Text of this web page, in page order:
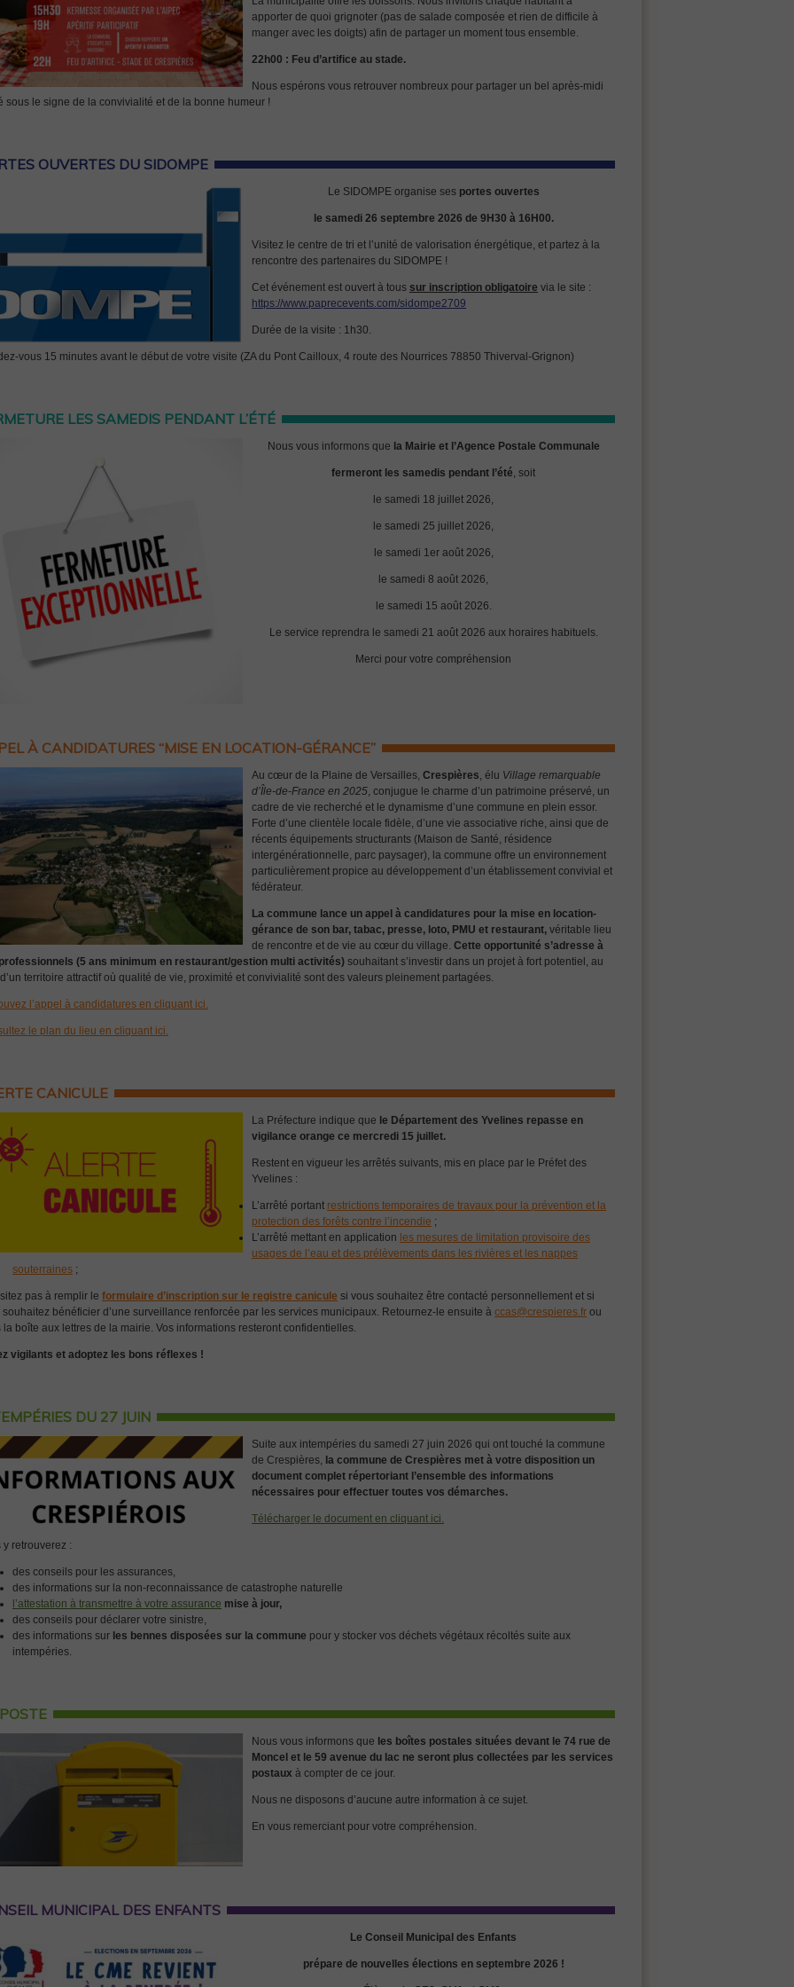
apporter de quoi grignoter (pas de salade composée et rien de difficile à
manger avec les doigts) afin de partager un moment tous ensemble.
22h00 : Feu d’artifice au stade.
Nous espérons vous retrouver nombreux pour partager un bel après-midi
sous le signe de la convivialité et de la bonne humeur !
OUVERTES DU SIDOMPE
Le SIDOMPE organise ses portes ouvertes
le samedi 26 septembre 2026 de 9H30 à 16H00.
Visitez le centre de tri et l’unité de valorisation énergétique, et partez à la
rencontre des partenaires du SIDOMPE !
Cet événement est ouvert à tous sur inscription obligatoire via le site :
https://www.paprecevents.com/sidompe2709
Durée de la visite : 1h30.
vous 15 minutes avant le début de votre visite (ZA du Pont Cailloux, 4 route des Nourrices 78850 Thiverval-Grignon)
LES SAMEDIS PENDANT L’ÉTÉ
Nous vous informons que la Mairie et l’Agence Postale Communale
fermeront les samedis pendant l’été, soit
le samedi 18 juillet 2026,
le samedi 25 juillet 2026,
le samedi 1er août 2026,
le samedi 8 août 2026,
le samedi 15 août 2026.
Le service reprendra le samedi 21 août 2026 aux horaires habituels.
Merci pour votre compréhension
À CANDIDATURES “MISE EN LOCATION-GÉRANCE”
Au cœur de la Plaine de Versailles, Crespières, élu Village remarquable
d’Île-de-France en 2025, conjugue le charme d’un patrimoine préservé, un
cadre de vie recherché et le dynamisme d’une commune en plein essor.
Forte d’une clientèle locale fidèle, d’une vie associative riche, ainsi que de
récents équipements structurants (Maison de Santé, résidence
intergénérationnelle, parc paysager), la commune offre un environnement
particulièrement propice au développement d’un établissement convivial et
fédérateur.
La commune lance un appel à candidatures pour la mise en location-
gérance de son bar, tabac, presse, loto, PMU et restaurant, véritable lieu
de rencontre et de vie au cœur du village. Cette opportunité s’adresse à
(5 ans minimum en restaurant/gestion multi activités) souhaitant s’investir dans un projet à fort potentiel, au
territoire attractif où qualité de vie, proximité et convivialité sont des valeurs pleinement partagées.
l’appel à candidatures en cliquant ici.
le plan du lieu en cliquant ici.
CANICULE
La Préfecture indique que le Département des Yvelines repasse en
vigilance orange ce mercredi 15 juillet.
Restent en vigueur les arrêtés suivants, mis en place par le Préfet des
Yvelines :
L’arrêté portant restrictions temporaires de travaux pour la prévention et la
protection des forêts contre l’incendie ;
L’arrêté mettant en application les mesures de limitation provisoire des
usages de l’eau et des prélèvements dans les rivières et les nappes
souterraines ;
pas à remplir le formulaire d’inscription sur le registre canicule si vous souhaitez être contacté personnellement et si
souhaitez bénéficier d’une surveillance renforcée par les services municipaux. Retournez-le ensuite à ccas@crespieres.fr ou
la boîte aux lettres de la mairie. Vos informations resteront confidentielles.
vigilants et adoptez les bons réflexes !
DU 27 JUIN
Suite aux intempéries du samedi 27 juin 2026 qui ont touché la commune
de Crespières, la commune de Crespières met à votre disposition un
document complet répertoriant l’ensemble des informations
nécessaires pour effectuer toutes vos démarches.
Télécharger le document en cliquant ici.
y retrouverez :
des conseils pour les assurances,
des informations sur la non-reconnaissance de catastrophe naturelle
l’attestation à transmettre à votre assurance mise à jour,
des conseils pour déclarer votre sinistre,
des informations sur les bennes disposées sur la commune pour y stocker vos déchets végétaux récoltés suite aux
intempéries.
Nous vous informons que les boîtes postales situées devant le 74 rue de
Moncel et le 59 avenue du lac ne seront plus collectées par les services
postaux à compter de ce jour.
Nous ne disposons d’aucune autre information à ce sujet.
En vous remerciant pour votre compréhension.
MUNICIPAL DES ENFANTS
Le Conseil Municipal des Enfants
prépare de nouvelles élections en septembre 2026 !